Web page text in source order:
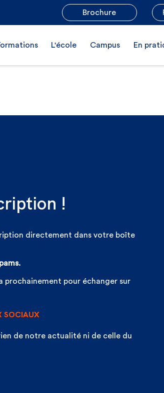
Brochure
L'école Campus En
!
directement dans votre boîte
prochainement pour échanger sur
SOCIAUX
de notre actualité ni de celle du